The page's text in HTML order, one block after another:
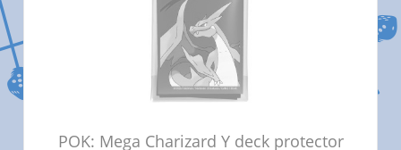
POK: Mega Charizard Y deck protector